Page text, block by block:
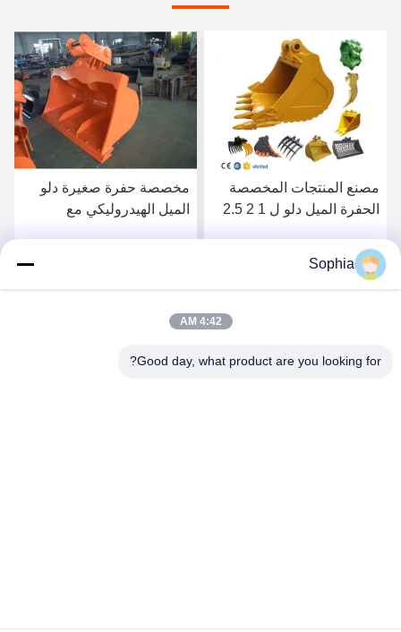
مخصصة حفرة صغيرة دلو
الميل الهيدروليكي مع
حفرة دلو الميل
احصل على افضل سعر
حفرة مصغرة دلو هيدروليكي
منحني لـ كوبوتا 1.7 طن
Sophia
4:42 AM
Good day, what product are you looking for?